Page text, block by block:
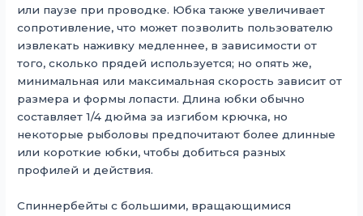
или паузе при проводке. Юбка также увеличивает
сопротивление, что может позволить пользователю
извлекать наживку медленнее, в зависимости от
того, сколько прядей используется; но опять же,
минимальная или максимальная скорость зависит от
размера и формы лопасти. Длина юбки обычно
составляет 1/4 дюйма за изгибом крючка, но
некоторые рыболовы предпочитают более длинные
или короткие юбки, чтобы добиться разных
профилей и действия.
Спиннербейты с большими, вращающимися